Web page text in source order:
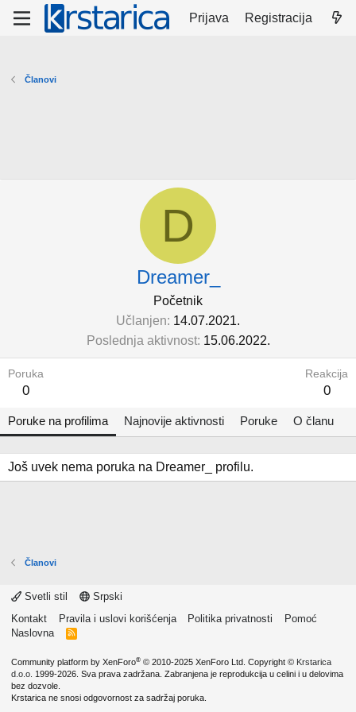
Prijava Registracija
Članovi
D
Dreamer_
Početnik
Učlanjen 14.07.2021.
Poslednja aktivnost 15.06.2022.
Poruka
0
Reakcija
0
Poruke na profilima Najnovije aktivnosti Poruke O članu
Još uvek nema poruka na Dreamer_ profilu.
Članovi
Svetli stil
Srpski
Kontakt
Pravila i uslovi korišćenja Politika privatnosti
Pomoć
Naslovna
R
Community platform by XenForo® © 2010-2025 XenForo Ltd. Copyright © Krstarica
d.o.o. 1999-2026. Sva prava zadržana. Zabranjena je reprodukcija u celini i u delovima
bez dozvole.
Krstarica ne snosi odgovornost za sadržaj poruka.